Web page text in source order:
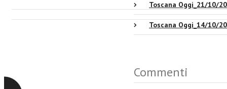
Toscana Oggi_21/10/
Toscana Oggi_14/10/
Commenti